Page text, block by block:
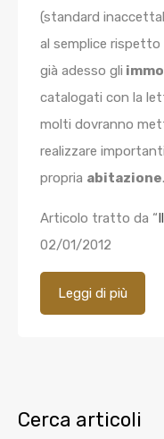
(standard
al semplice rispetto
già adesso gli
catalogati con la
molti dovranno
realizzare
propria abitazione.
Articolo tratto da “
02/01/2012
Leggi di più
Cerca articoli